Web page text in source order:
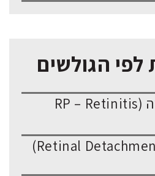
לפי הגולשים
רטיניטיס פיגמנטוזה (RP – Retinitis